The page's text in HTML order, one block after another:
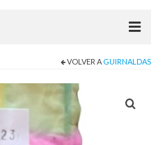
VOLVER A GUIRNALDAS